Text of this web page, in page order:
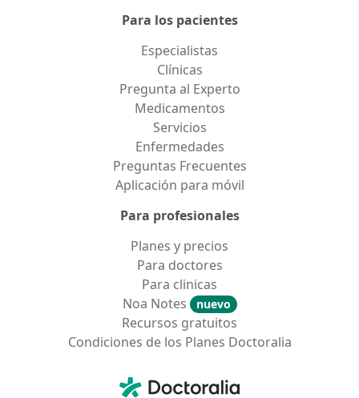
Para los pacientes
Especialistas
Clínicas
Pregunta al Experto
Medicamentos
Servicios
Enfermedades
Preguntas Frecuentes
Aplicación para móvil
Para profesionales
Planes y precios
Para doctores
Para clinicas
Noa Notes
nuevo
Recursos gratuitos
Condiciones de los Planes Doctoralia
Doctoralia - Página de inicio